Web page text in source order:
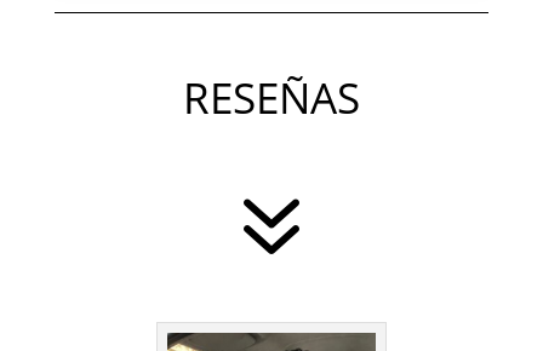
RESEÑAS
7